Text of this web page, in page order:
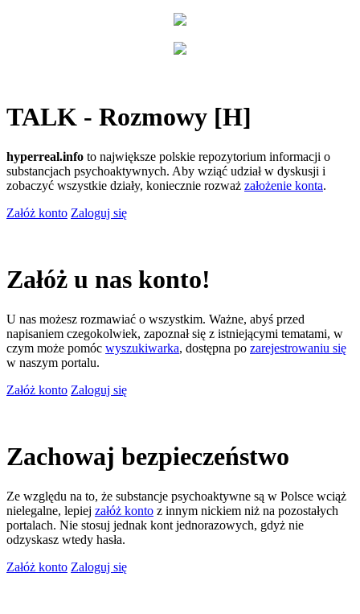
TALK - Rozmowy [H]
hyperreal.info to największe polskie repozytorium informacji o
substancjach psychoaktywnych. Aby wziąć udział w dyskusji i
zobaczyć wszystkie działy, koniecznie rozważ założenie konta.
Załóż konto Zaloguj się
Załóż u nas konto!
U nas możesz rozmawiać o wszystkim. Ważne, abyś przed
napisaniem czegokolwiek, zapoznał się z istniejącymi tematami, w
czym może pomóc wyszukiwarka, dostępna po zarejestrowaniu się
w naszym portalu.
Załóż konto Zaloguj się
Zachowaj bezpieczeństwo
Ze względu na to, że substancje psychoaktywne są w Polsce wciąż
nielegalne, lepiej załóż konto z innym nickiem niż na pozostałych
portalach. Nie stosuj jednak kont jednorazowych, gdyż nie
odzyskasz wtedy hasła.
Załóż konto Zaloguj się